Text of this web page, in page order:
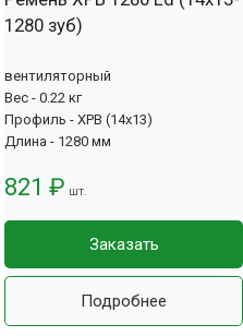
1280 зуб)
вентиляторный
Вес - 0.22 кг
Профиль - XPB (14x13)
Длина - 1280 мм
821 ₽ шт.
Заказать
Подробнее